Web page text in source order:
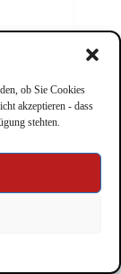
ob Sie Cookies
akzeptieren - dass
stehten.
Theme